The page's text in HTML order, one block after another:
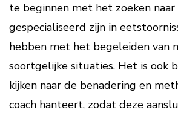
te beginnen met het zoeken naar
gespecialiseerd zijn in
hebben met het begeleiden van
soortgelijke situaties. Het is ook
kijken naar de benadering en
coach hanteert, zodat deze